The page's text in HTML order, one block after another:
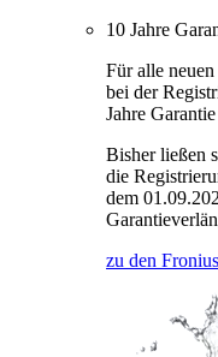
10 Jahre
Für alle
bei der
Jahre
Bisher ließen
die
dem
zu den